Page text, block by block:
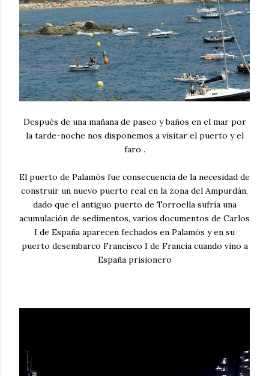
Después de una mañana de paseo y baños en el mar por
la tarde-noche nos disponemos a visitar el puerto y el
faro .
El puerto de Palamós fue consecuencia de la necesidad de
construir un nuevo puerto real en la zona del Ampurdán,
dado que el antiguo puerto de Torroella sufría una
acumulación de sedimentos, varios documentos de Carlos
I de España aparecen fechados en Palamós y en su
puerto desembarco Francisco I de Francia cuando vino a
España prisionero